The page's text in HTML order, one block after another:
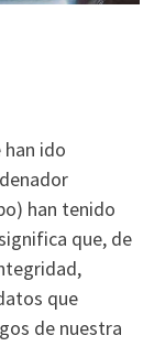
ido
han tenido
que, de
que
de nuestra